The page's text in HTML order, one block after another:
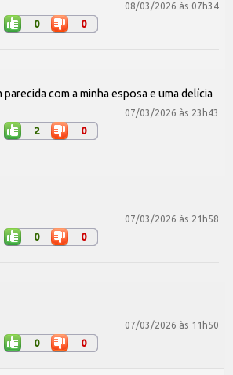
08/03/2026 às 07h34
0 0
com a minha esposa e uma delícia
07/03/2026 às 23h43
2 0
07/03/2026 às 21h58
0 0
07/03/2026 às 11h50
0 0